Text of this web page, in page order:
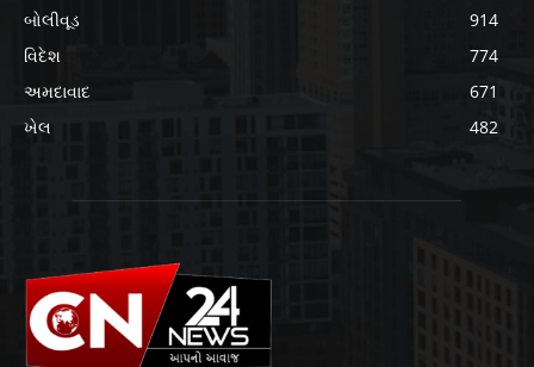
બોલીવૂડ
914
વિદેશ
774
અમદાવાદ
671
ખેલ
482